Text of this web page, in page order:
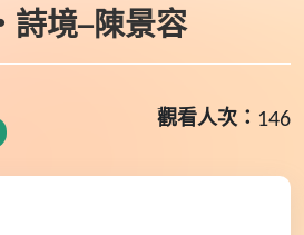
境─陳景容
觀看人次： 146